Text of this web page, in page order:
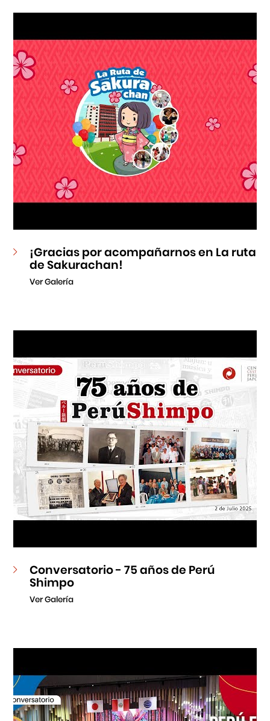
Museo de la Inmigración Japonesa
Fondo Editorial
Teatro Peruano Japonés
¡Gracias por acompañarnos en La ruta
de Sakurachan!
Ver Galería
Conversatorio - 75 años de Perú
Shimpo
Ver Galería